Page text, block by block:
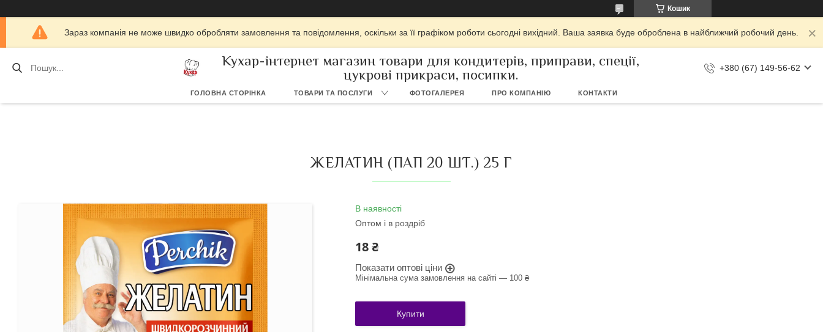
Кошик
Зараз компанія не може швидко обробляти замовлення та повідомлення, оскільки за її графіком роботи сьогодні вихідний. Ваша заявка буде оброблена в найближчий робочий день.
Кухар-інтернет магазин товари для кондитерів, приправи, спеції,
цукрові прикраси, посипки.
+380 (67) 149-56-62
ГОЛОВНА СТОРІНКА ТОВАРИ ТА ПОСЛУГИ ФОТОГАЛЕРЕЯ ПРО КОМПАНІЮ КОНТАКТИ
ЖЕЛАТИН (ПАП 20 ШТ.) 25 Г
В наявності
Оптом і в роздріб
18 ₴
Показати оптові ціни
Мінімальна сума замовлення на сайті — 100 ₴
Купити